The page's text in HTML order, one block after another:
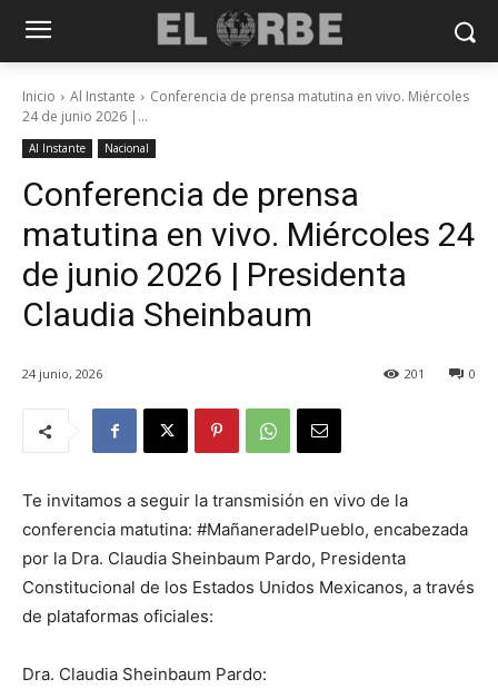
Inicio Al Instante
Conferencia de prensa matutina en vivo. Miércoles
24 de junio 2026 |...
Al Instante Nacional
Conferencia de prensa
matutina en vivo. Miércoles 24
de junio 2026 | Presidenta
Claudia Sheinbaum
24 junio, 2026 0
201
Te invitamos a seguir la transmisión en vivo de la
conferencia matutina: #MañaneradelPueblo, encabezada
por la Dra. Claudia Sheinbaum Pardo, Presidenta
Constitucional de los Estados Unidos Mexicanos, a través
de plataformas oficiales:
Dra. Claudia Sheinbaum Pardo: